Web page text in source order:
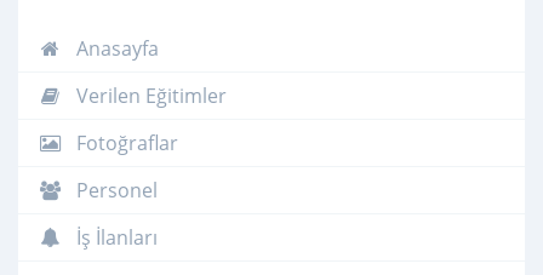
Anasayfa
Verilen Eğitimler
Fotoğraflar
Personel
İş İlanları